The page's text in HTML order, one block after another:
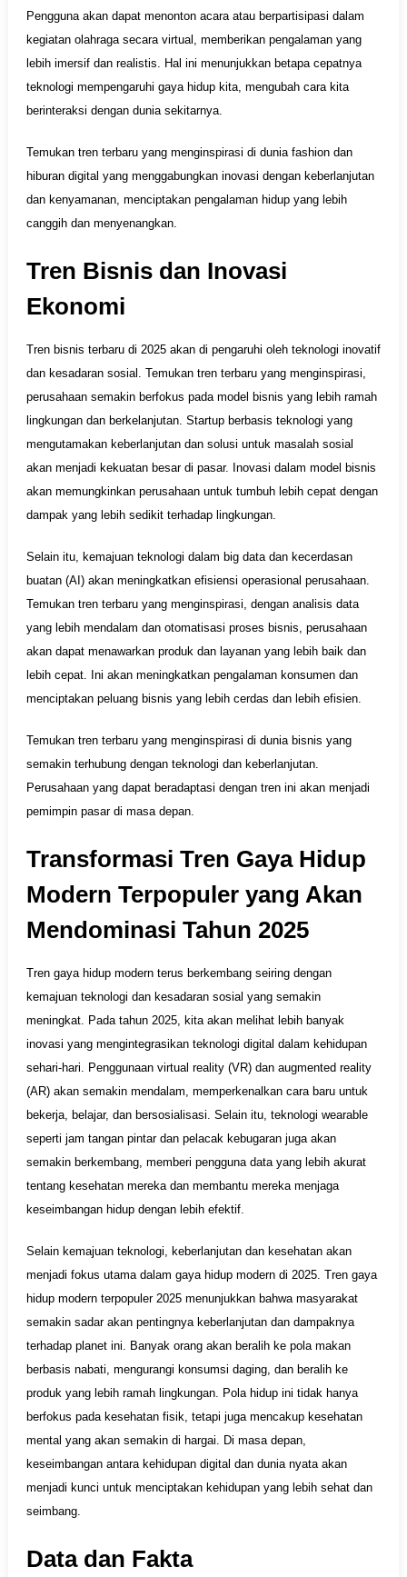
Pengguna akan dapat menonton acara atau berpartisipasi dalam
kegiatan olahraga secara virtual, memberikan pengalaman yang
lebih imersif dan realistis. Hal ini menunjukkan betapa cepatnya
teknologi mempengaruhi gaya hidup kita, mengubah cara kita
berinteraksi dengan dunia sekitarnya.
Temukan tren terbaru yang menginspirasi di dunia fashion dan
hiburan digital yang menggabungkan inovasi dengan keberlanjutan
dan kenyamanan, menciptakan pengalaman hidup yang lebih
canggih dan menyenangkan.
Tren Bisnis dan Inovasi
Ekonomi
Tren bisnis terbaru di 2025 akan di pengaruhi oleh teknologi inovatif
dan kesadaran sosial. Temukan tren terbaru yang menginspirasi,
perusahaan semakin berfokus pada model bisnis yang lebih ramah
lingkungan dan berkelanjutan. Startup berbasis teknologi yang
mengutamakan keberlanjutan dan solusi untuk masalah sosial
akan menjadi kekuatan besar di pasar. Inovasi dalam model bisnis
akan memungkinkan perusahaan untuk tumbuh lebih cepat dengan
dampak yang lebih sedikit terhadap lingkungan.
Selain itu, kemajuan teknologi dalam big data dan kecerdasan
buatan (AI) akan meningkatkan efisiensi operasional perusahaan.
Temukan tren terbaru yang menginspirasi, dengan analisis data
yang lebih mendalam dan otomatisasi proses bisnis, perusahaan
akan dapat menawarkan produk dan layanan yang lebih baik dan
lebih cepat. Ini akan meningkatkan pengalaman konsumen dan
menciptakan peluang bisnis yang lebih cerdas dan lebih efisien.
Temukan tren terbaru yang menginspirasi di dunia bisnis yang
semakin terhubung dengan teknologi dan keberlanjutan.
Perusahaan yang dapat beradaptasi dengan tren ini akan menjadi
pemimpin pasar di masa depan.
Transformasi Tren Gaya Hidup
Modern Terpopuler yang Akan
Mendominasi Tahun 2025
Tren gaya hidup modern terus berkembang seiring dengan
kemajuan teknologi dan kesadaran sosial yang semakin
meningkat. Pada tahun 2025, kita akan melihat lebih banyak
inovasi yang mengintegrasikan teknologi digital dalam kehidupan
sehari-hari. Penggunaan virtual reality (VR) dan augmented reality
(AR) akan semakin mendalam, memperkenalkan cara baru untuk
bekerja, belajar, dan bersosialisasi. Selain itu, teknologi wearable
seperti jam tangan pintar dan pelacak kebugaran juga akan
semakin berkembang, memberi pengguna data yang lebih akurat
tentang kesehatan mereka dan membantu mereka menjaga
keseimbangan hidup dengan lebih efektif.
Selain kemajuan teknologi, keberlanjutan dan kesehatan akan
menjadi fokus utama dalam gaya hidup modern di 2025. Tren gaya
hidup modern terpopuler 2025 menunjukkan bahwa masyarakat
semakin sadar akan pentingnya keberlanjutan dan dampaknya
terhadap planet ini. Banyak orang akan beralih ke pola makan
berbasis nabati, mengurangi konsumsi daging, dan beralih ke
produk yang lebih ramah lingkungan. Pola hidup ini tidak hanya
berfokus pada kesehatan fisik, tetapi juga mencakup kesehatan
mental yang akan semakin di hargai. Di masa depan,
keseimbangan antara kehidupan digital dan dunia nyata akan
menjadi kunci untuk menciptakan kehidupan yang lebih sehat dan
seimbang.
Data dan Fakta